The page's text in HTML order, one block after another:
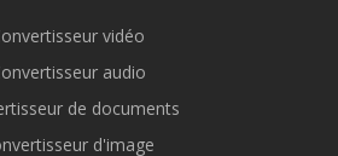
vidéo
audio
de documents
d'image